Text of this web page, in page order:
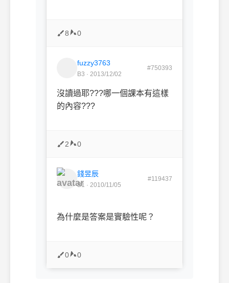
8 0
fuzzy3763
B3 · 2013/12/02
#750393
沒讀過耶???哪一個課本有這樣
的內容???
2 0
錢昱辰
B1 · 2010/11/05
#119437
為什麼是答案是實驗性呢？
0 0